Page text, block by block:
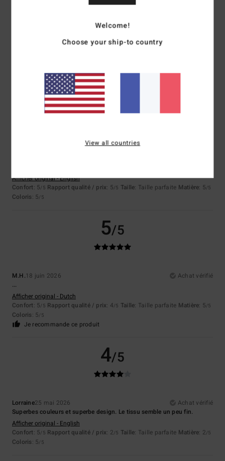
Je recommande ce produit
5 /5
Afficher original - English
Confort: 5/5 Rapport qualité / prix: 5/5 Taille: Taille parfaite Matière: 5/5
Coloris: 5/5
5/5
M.H.18 juin 2026
Achat vérifié
...
Afficher original - Dutch
Confort: 5/5 Rapport qualité / prix: 4/5 Taille: Taille parfaite Matière: 5/5
Coloris: 5/5
Je recommande ce produit
4/5
Lorraine25 mai 2026
Achat vérifié
Superbes couleurs et superbe design. Le tissu semble un peu fin.
Afficher original - English
Confort: 5/5 Rapport qualité / prix: 2/5 Taille: Taille parfaite Matière: 2/5
Coloris: 5/5
Welcome!
Choose your ship-to country
View all countries